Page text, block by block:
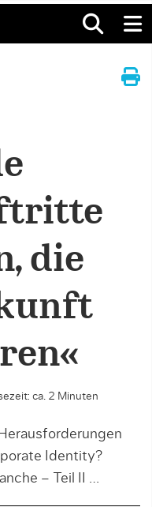
die
ca. 2 Minuten
Identity?
– Teil II …